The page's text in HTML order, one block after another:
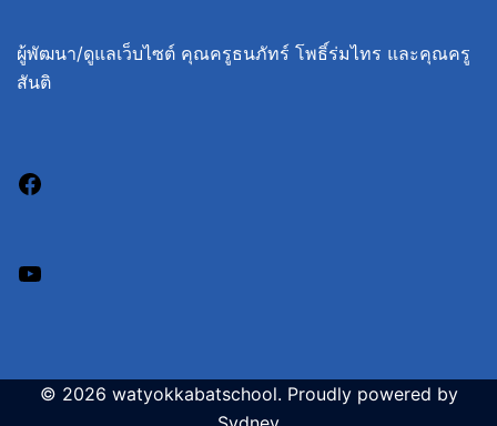
ผู้พัฒนา/ดูแลเว็บไซต์ คุณครูธนภัทร์ โพธิ์ร่มไทร และคุณครู
สันติ
© 2026 watyokkabatschool. Proudly powered by